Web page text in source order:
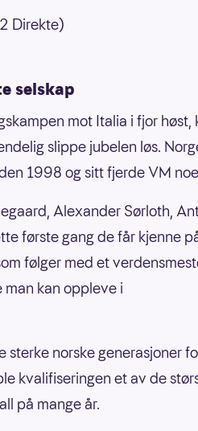
Direkte)
selskap
mot Italia i fjor høst,
slippe jubelen løs.
1998 og sitt fjerde VM
Alexander Sørloth,
første gang de får kjenne
følger med et
man kan oppleve i
norske generasjoner
kvalifiseringen et av de
på mange år.